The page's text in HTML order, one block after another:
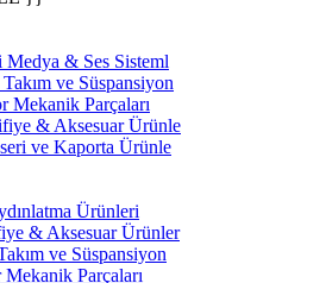
& Ses Sisteml
ve Süspansiyon
Mekanik Parçaları
& Aksesuar Ürünle
ve Kaporta Ürünle
Ürünleri
& Aksesuar Ürünler
ve Süspansiyon
Parçaları